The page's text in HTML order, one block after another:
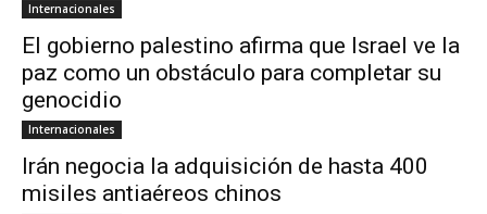
Internacionales
El gobierno palestino afirma que Israel ve la
paz como un obstáculo para completar su
genocidio
Internacionales
Irán negocia la adquisición de hasta 400
misiles antiaéreos chinos